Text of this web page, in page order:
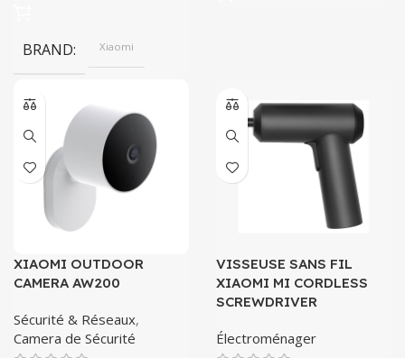
BRAND Xiaomi
XIAOMI OUTDOOR
CAMERA AW200
Sécurité & Réseaux,
Camera de Sécurité
VISSEUSE SANS FIL
XIAOMI MI CORDLESS
SCREWDRIVER
Électroménager